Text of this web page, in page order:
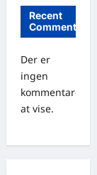
Recent
Comments
Der er
ingen
kommentarer
at vise.